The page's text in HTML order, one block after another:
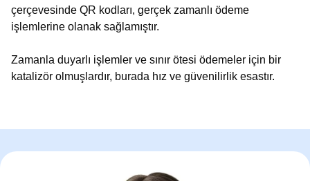
çerçevesinde QR kodları, gerçek zamanlı ödeme
işlemlerine olanak sağlamıştır.
Zamanla duyarlı işlemler ve sınır ötesi ödemeler için bir
katalizör olmuşlardır, burada hız ve güvenilirlik esastır.